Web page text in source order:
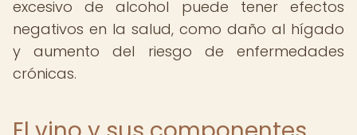
excesivo de alcohol puede tener efectos
negativos en la salud, como daño al hígado
y aumento del riesgo de enfermedades
crónicas.